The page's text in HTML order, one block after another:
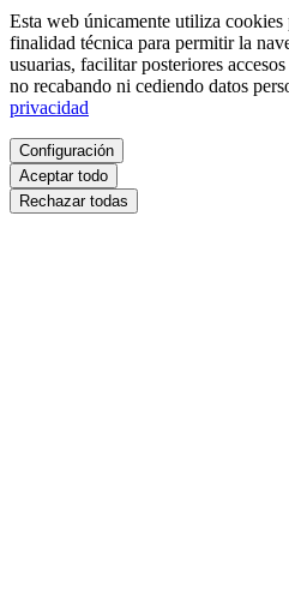
Esta web únicamente utiliza cookies
finalidad técnica para permitir la
usuarias, facilitar posteriores
no recabando ni cediendo datos
privacidad
Configuración
Aceptar todo
Rechazar todas